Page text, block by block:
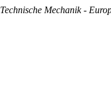
Technische Mechanik -